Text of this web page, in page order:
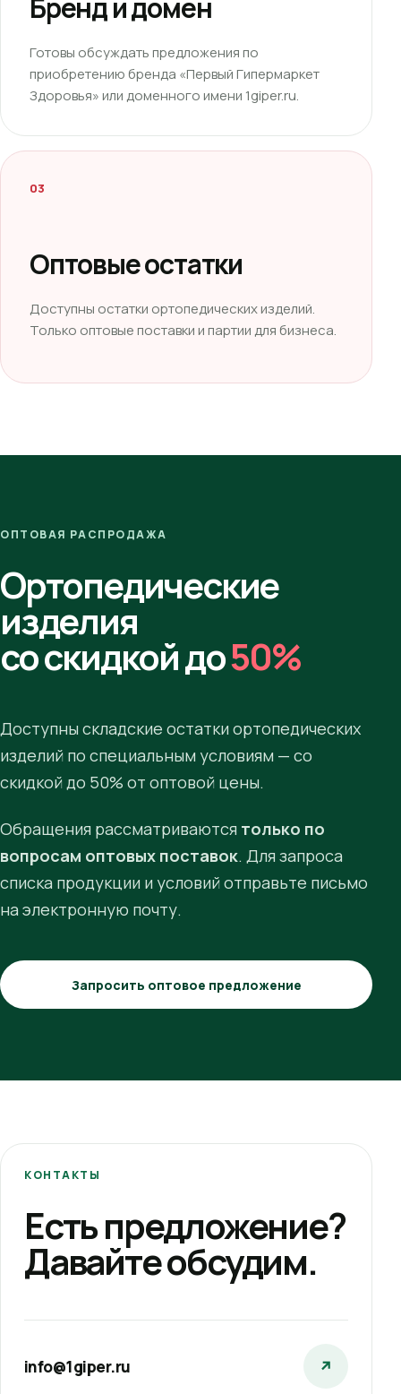
Бренд и домен
Готовы обсуждать предложения по
приобретению бренда «Первый Гипермаркет
Здоровья» или доменного имени 1giper.ru.
03
Оптовые остатки
Доступны остатки ортопедических изделий.
Только оптовые поставки и партии для бизнеса.
ОПТОВАЯ РАСПРОДАЖА
Ортопедические
изделия
со скидкой до50%
Доступны складские остатки ортопедических
изделий по специальным условиям — со
скидкой до 50% от оптовой цены.
Обращения рассматриваются только по
вопросам оптовых поставок. Для запроса
списка продукции и условий отправьте письмо
на электронную почту.
Запросить оптовое предложение
КОНТАКТЫ
Есть предложение?
Давайте обсудим.
info@1giper.ru ↗